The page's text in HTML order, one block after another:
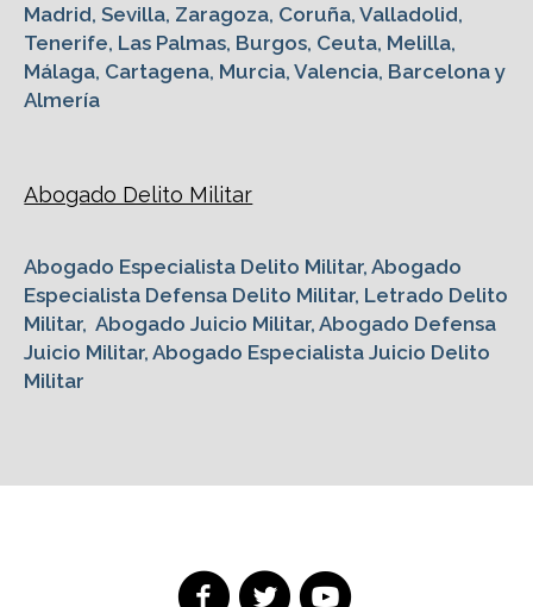
Madrid, Sevilla, Zaragoza, Coruña, Valladolid,
Tenerife, Las Palmas, Burgos, Ceuta, Melilla,
Málaga, Cartagena, Murcia, Valencia, Barcelona y
Almería
Abogado Delito Militar
Abogado Especialista Delito Militar, Abogado
Especialista Defensa Delito Militar, Letrado Delito
Militar, Abogado Juicio Militar, Abogado Defensa
Juicio Militar, Abogado Especialista Juicio Delito
Militar